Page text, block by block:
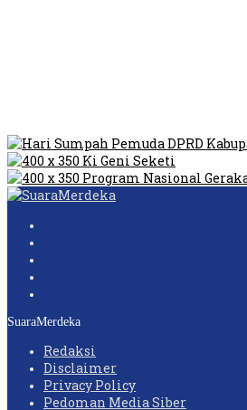
SuaraMerdeka
Redaksi
Disclaimer
Privacy Policy
Pedoman Media Siber